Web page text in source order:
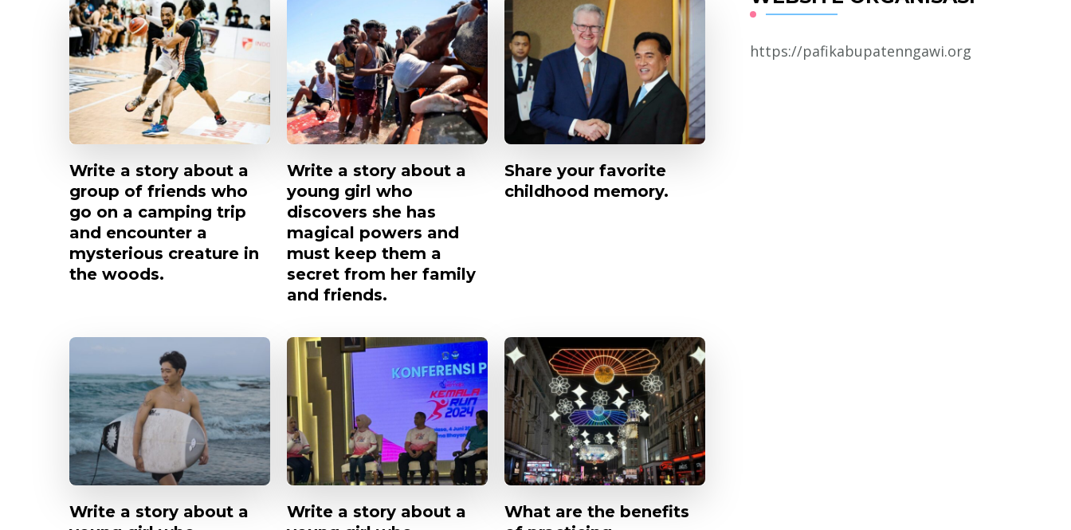
Write a story about a
group of friends who
go on a camping trip
and encounter a
mysterious creature in
the woods.
Write a story about a
young girl who
discovers she has
magical powers and
must keep them a
secret from her family
and friends.
Share your favorite
childhood memory.
Write a story about a
Write a story about a
What are the benefits
https://pafikabupatenngawi.org